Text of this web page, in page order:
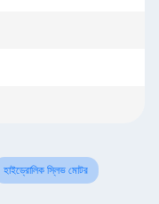
হাইড্রোলিক স্লিভ মোটর